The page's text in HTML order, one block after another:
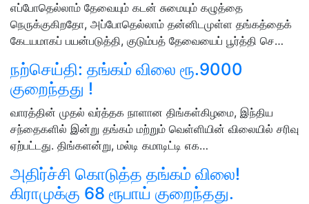
எப்போதெல்லாம் தேவையும் கடன் சுமையும் கழுத்தை
நெருக்குகிறதோ, அப்போதெல்லாம் தன்னிடமுள்ள தங்கத்தைக்
கேடயமாகப் பயன்படுத்தி, குடும்பத் தேவையைப் பூர்த்தி செ…
நற்செய்தி: தங்கம் விலை ரூ.9000
குறைந்தது !
வாரத்தின் முதல் வர்த்தக நாளான திங்கள்கிழமை, இந்திய
சந்தைகளில் இன்று தங்கம் மற்றும் வெள்ளியின் விலையில் சரிவு
ஏற்பட்டது. திங்களன்று, மல்டி கமாடிட்டி எக…
அதிர்ச்சி கொடுத்த தங்கம் விலை!
கிராமுக்கு 68 ரூபாய் குறைந்தது.